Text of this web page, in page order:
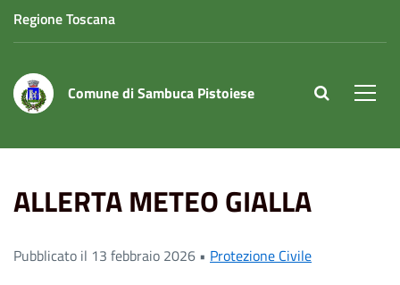
Regione Toscana
Comune di Sambuca Pistoiese site.searc
ALLERTA METEO GIALLA
Pubblicato il 13 febbraio 2026 • Protezione Civile